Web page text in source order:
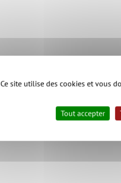
Ce site utilise des cookies et vous
Tout accepter